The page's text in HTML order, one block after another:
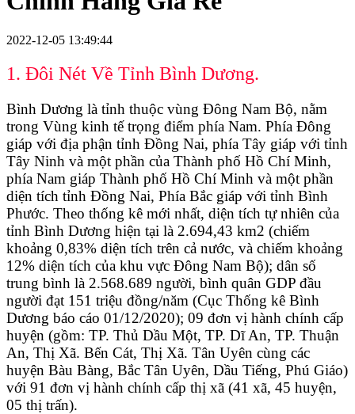
2022-12-05 13:49:44
1. Đôi Nét Về Tỉnh Bình Dương.
Bình Dương là tỉnh thuộc vùng Đông Nam Bộ, nằm
trong Vùng kinh tế trọng điểm phía Nam. Phía Đông
giáp với địa phận tỉnh Đồng Nai, phía Tây giáp với tỉnh
Tây Ninh và một phần của Thành phố Hồ Chí Minh,
phía Nam giáp Thành phố Hồ Chí Minh và một phần
diện tích tỉnh Đồng Nai, Phía Bắc giáp với tỉnh Bình
Phước. Theo thống kê mới nhất, diện tích tự nhiên của
tỉnh Bình Dương hiện tại là 2.694,43 km2 (chiếm
khoảng 0,83% diện tích trên cả nước, và chiếm khoảng
12% diện tích của khu vực Đông Nam Bộ); dân số
trung bình là 2.568.689 người, bình quân GDP đầu
người đạt 151 triệu đồng/năm (Cục Thống kê Bình
Dương báo cáo 01/12/2020); 09 đơn vị hành chính cấp
huyện (gồm: TP. Thủ Dầu Một, TP. Dĩ An, TP. Thuận
An, Thị Xã. Bến Cát, Thị Xã. Tân Uyên cùng các
huyện Bàu Bàng, Bắc Tân Uyên, Dầu Tiếng, Phú Giáo)
với 91 đơn vị hành chính cấp thị xã (41 xã, 45 huyện,
05 thị trấn).